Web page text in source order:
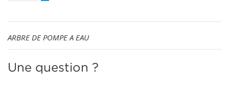
ARBRE DE POMPE A EAU
Une question ?